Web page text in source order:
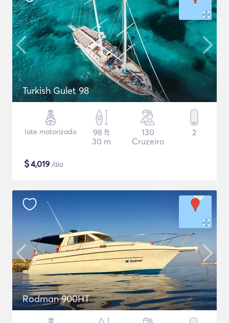
Turkish Gulet 98
Iate motorizado
98 ft
30 m
130
Cruzeiro
2
$4,019 /dia
Rodman 900HT